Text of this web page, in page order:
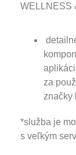
WELLNESS
za
značky
*služba je
s veľkým